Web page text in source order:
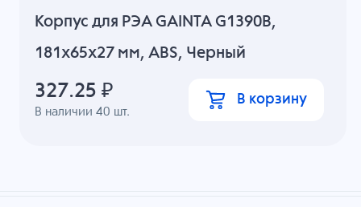
Корпус для РЭА GAINTA G1390B,
181x65x27 мм, ABS, Черный
В наличии40 шт.
327.25 ₽ В корзину